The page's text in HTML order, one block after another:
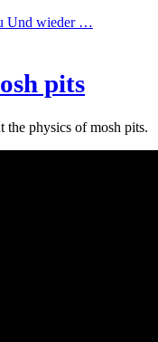
Und wieder …
pits
the physics of mosh pits.